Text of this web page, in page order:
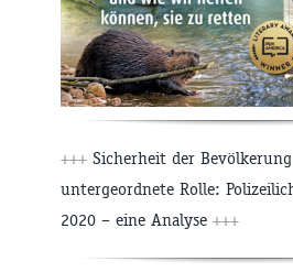
+++ Sicherheit der
untergeordnete Rolle:
2020 – eine Analyse +++